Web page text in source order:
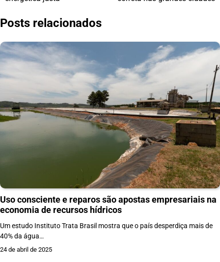
Posts relacionados
Uso consciente e reparos são apostas empresariais na
economia de recursos hídricos
Um estudo Instituto Trata Brasil mostra que o país desperdiça mais de
40% da água…
24 de abril de 2025